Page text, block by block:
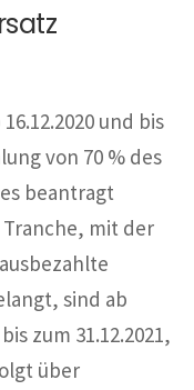
und bis
von 70 % des
beantragt
mit der
sind ab
zum 31.12.2021,
über